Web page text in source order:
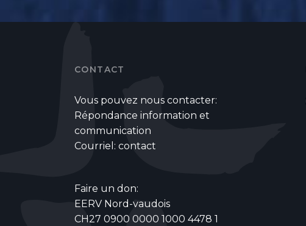
CONTACT
Vous pouvez nous contacter:
Répondance information et
communication
Courriel: contact
Faire un don:
EERV Nord-vaudois
CH27 0900 0000 1000 4478 1